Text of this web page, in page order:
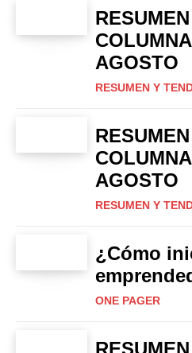
AGOSTO
RESUMEN Y
AGOSTO
RESUMEN Y
¿Cómo
ONE PAGER